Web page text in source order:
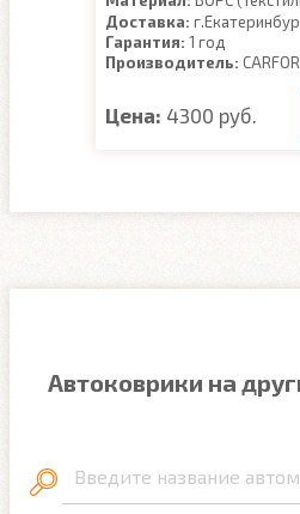
Доставка:
Гарантия: 1 год
Производитель:
Цена: 4300 руб.
Автоковрики на
Введите название